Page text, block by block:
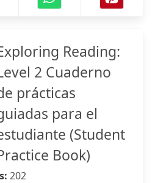
Reading:
2 Cuaderno
prácticas
para el
(Student
Book)
202